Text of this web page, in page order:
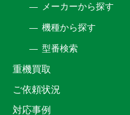
メーカーから探す
機種から探す
型番検索
重機買取
ご依頼状況
対応事例